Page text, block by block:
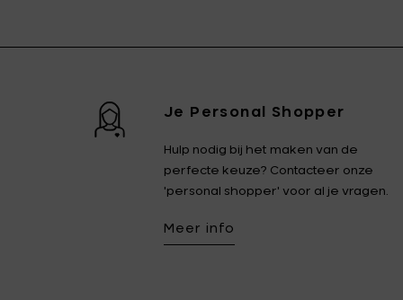
Je Personal Shopper
Hulp nodig bij het maken van de
perfecte keuze? Contacteer onze
'personal shopper' voor al je vragen.
Meer info